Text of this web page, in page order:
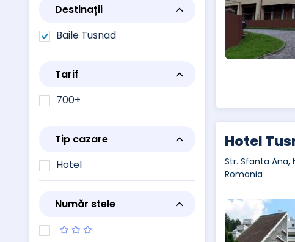
Destinații
Baile Tusnad
Tarif
700+
Tip cazare
Hotel
Număr stele
Hotel
Str. Sfanta Ana,
Romania